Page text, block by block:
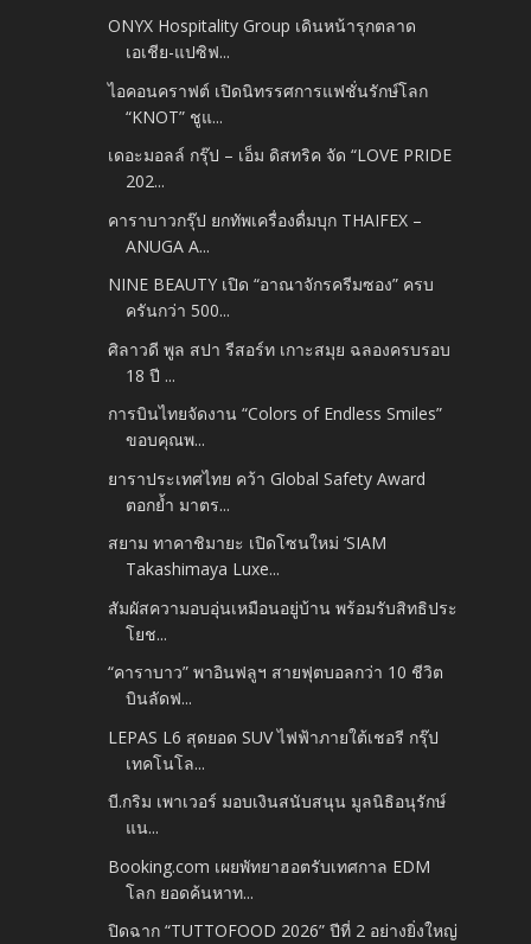
ONYX Hospitality Group เดินหน้ารุกตลาด
เอเชีย-แปซิฟ...
ไอคอนคราฟต์ เปิดนิทรรศการแฟชั่นรักษ์โลก
“KNOT” ชูแ...
เดอะมอลล์ กรุ๊ป – เอ็ม ดิสทริค จัด “LOVE PRIDE
202...
คาราบาวกรุ๊ป ยกทัพเครื่องดื่มบุก THAIFEX –
ANUGA A...
NINE BEAUTY เปิด “อาณาจักรครีมซอง” ครบ
ครันกว่า 500...
ศิลาวดี พูล สปา รีสอร์ท เกาะสมุย ฉลองครบรอบ
18 ปี ...
การบินไทยจัดงาน “Colors of Endless Smiles”
ขอบคุณพ...
ยาราประเทศไทย คว้า Global Safety Award
ตอกย้ำ มาตร...
สยาม ทาคาชิมายะ เปิดโซนใหม่ ‘SIAM
Takashimaya Luxe...
สัมผัสความอบอุ่นเหมือนอยู่บ้าน พร้อมรับสิทธิประ
โยช...
“คาราบาว” พาอินฟลูฯ สายฟุตบอลกว่า 10 ชีวิต
บินลัดฟ...
LEPAS L6 สุดยอด SUV ไฟฟ้าภายใต้เชอรี กรุ๊ป
เทคโนโล...
บี.กริม เพาเวอร์ มอบเงินสนับสนุน มูลนิธิอนุรักษ์
แน...
Booking.com เผยพัทยาฮอตรับเทศกาล EDM
โลก ยอดค้นหาท...
ปิดฉาก “TUTTOFOOD 2026” ปีที่ 2 อย่างยิ่งใหญ่